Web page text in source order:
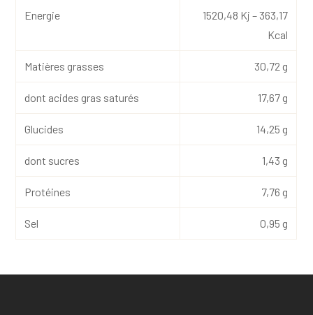
Energie
1520,48 Kj – 363,17
Kcal
Matières grasses 30,72 g
dont acides gras saturés 17,67 g
Glucides 14,25 g
dont sucres 1,43 g
Protéines 7,76 g
Sel 0,95 g